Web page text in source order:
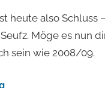
heute also Schluss
Möge es nun
sein wie 2008/09.